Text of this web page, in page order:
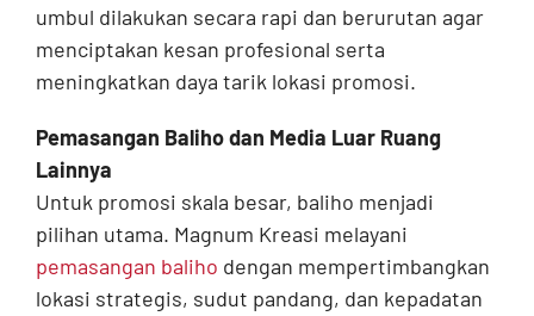
umbul dilakukan secara rapi dan berurutan agar
menciptakan kesan profesional serta
meningkatkan daya tarik lokasi promosi.
Pemasangan Baliho dan Media Luar Ruang
Lainnya
Untuk promosi skala besar, baliho menjadi
pilihan utama. Magnum Kreasi melayani
pemasangan baliho dengan mempertimbangkan
lokasi strategis, sudut pandang, dan kepadatan